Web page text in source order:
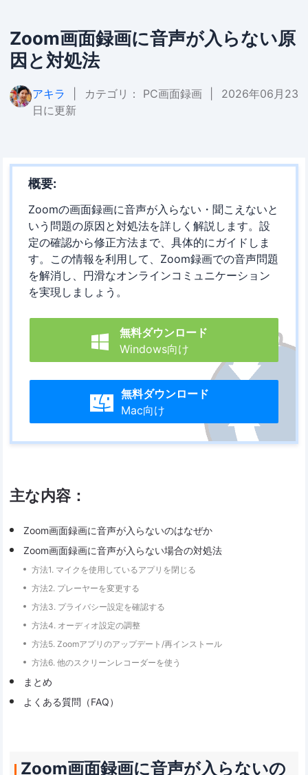
Zoom画面録画に音声が入らない原
因と対処法
アキラ カテゴリ： PC画面録画
2026年06月23
日に更新
概要:
Zoomの画面録画に音声が入らない・聞こえないと
いう問題の原因と対処法を詳しく解説します。設
定の確認から修正方法まで、具体的にガイドしま
す。この情報を利用して、Zoom録画での音声問題
を解消し、円滑なオンラインコミュニケーション
を実現しましょう。

無料ダウンロード
Windows向け

無料ダウンロード
Mac向け
主な内容：
Zoom画面録画に音声が入らないのはなぜか
Zoom画面録画に音声が入らない場合の対処法
方法1. マイクを使用しているアプリを閉じる
方法2. プレーヤーを変更する
方法3. プライバシー設定を確認する
方法4. オーディオ設定の調整
方法5. Zoomアプリのアップデート/再インストール
方法6. 他のスクリーンレコーダーを使う
まとめ
よくある質問（FAQ）
Zoom画面録画に音声が入らないの